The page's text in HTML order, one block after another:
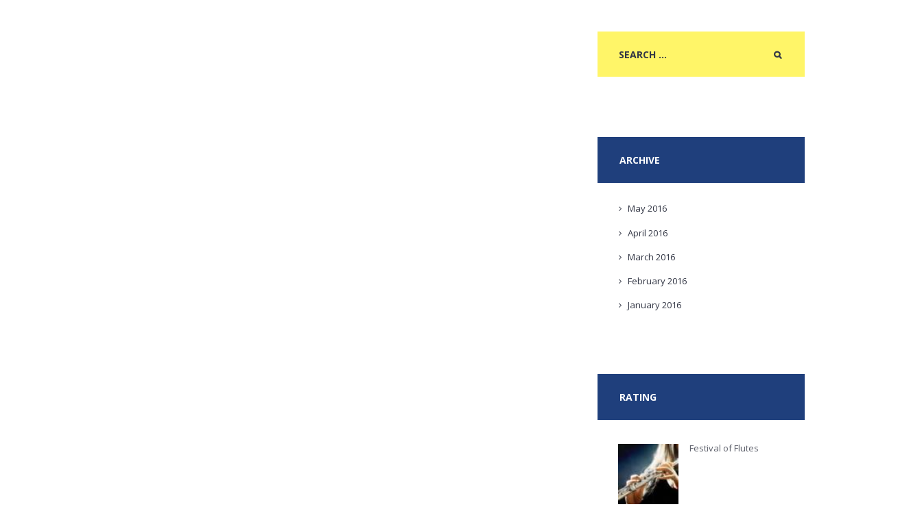
ARCHIVE
May2016
April 2016
March 2016
February2016
January2016
RATING
Festival of Flutes